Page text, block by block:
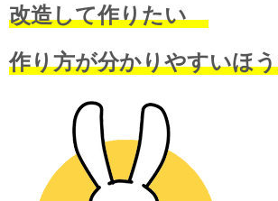
改造して作りたい
作り方が分かりやすいほ